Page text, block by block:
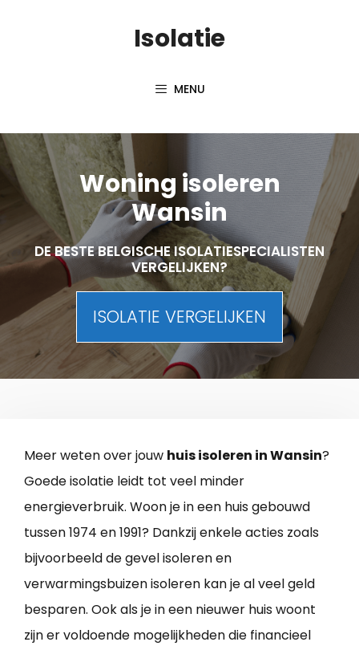
Isolatie
MENU
Woning isoleren
Wansin
DE BESTE BELGISCHE ISOLATIESPECIALISTEN
VERGELIJKEN?
ISOLATIE VERGELIJKEN
Meer weten over jouw huis isoleren in Wansin?
Goede isolatie leidt tot veel minder
energieverbruik. Woon je in een huis gebouwd
tussen 1974 en 1991? Dankzij enkele acties zoals
bijvoorbeeld de gevel isoleren en
verwarmingsbuizen isoleren kan je al veel geld
besparen. Ook als je in een nieuwer huis woont
zijn er voldoende mogelijkheden die financieel